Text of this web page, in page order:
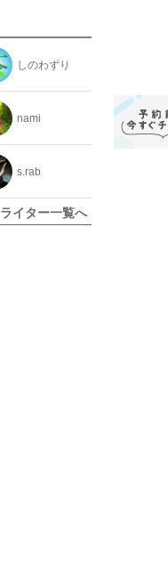
しのわずり
nami
s.rab
ライター一覧へ